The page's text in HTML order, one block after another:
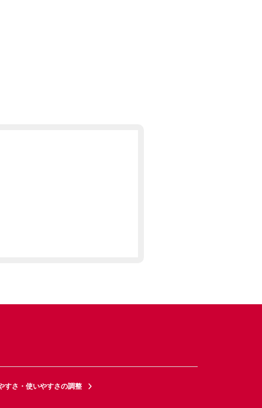
すさ・使いやすさの調整